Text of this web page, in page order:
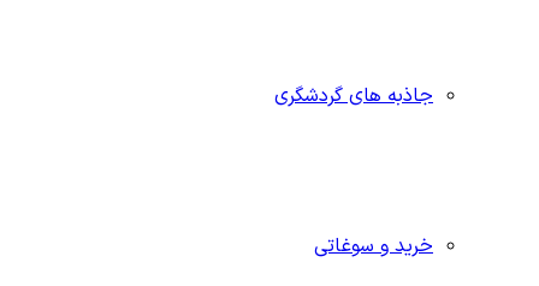
جاذبه‌ های گردشگری
خرید و سوغاتی